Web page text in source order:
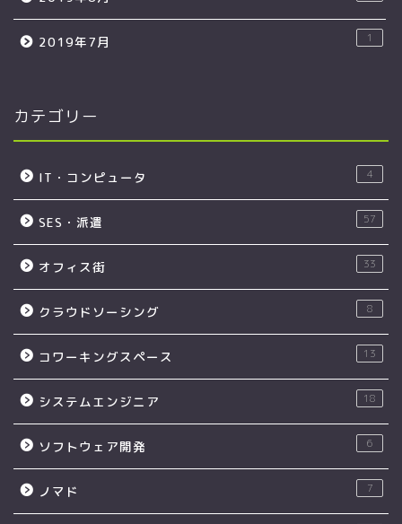
2019年7月 1
カテゴリー
IT・コンピュータ 4
SES・派遣 57
オフィス街 33
クラウドソーシング 8
コワーキングスペース 13
システムエンジニア 18
ソフトウェア開発 6
ノマド 7